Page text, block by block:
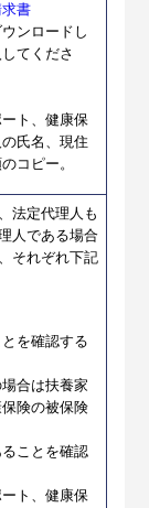
書
ンロードし
てくださ
ト、健康保
氏名、現住
コピー。
法定代理人も
人である場合
それぞれ下記
を確認する
合は扶養家
険の被保険
ことを確認
ト、健康保